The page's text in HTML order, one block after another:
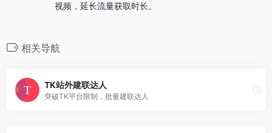
视频，延长流量获取时长。
相关导航
TK站外建联达人
突破TK平台限制，批量建联达人